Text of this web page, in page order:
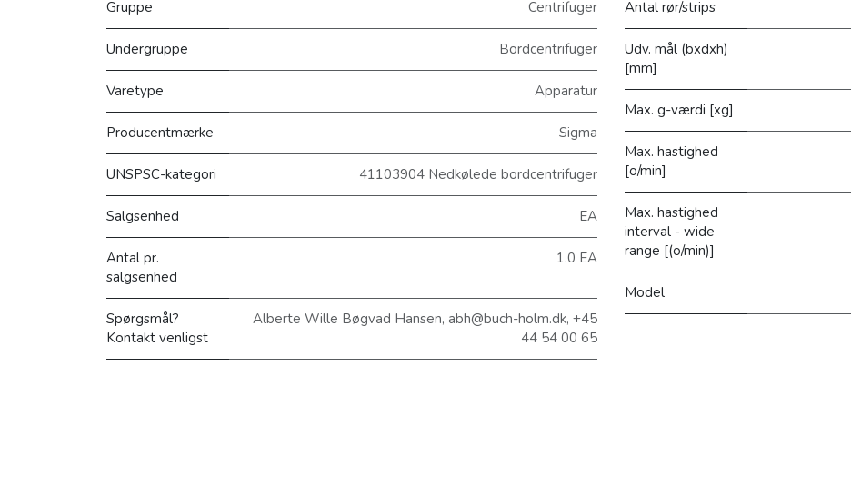
Gruppe Centrifuger
Undergruppe Bordcentrifuger
Varetype Apparatur
Producentmærke Sigma
UNSPSC-kategori 41103904 Nedkølede bordcentrifuger
Salgsenhed EA
Antal pr.
salgsenhed
1.0 EA
Spørgsmål?
Kontakt venligst
Alberte Wille Bøgvad Hansen, abh@buch-holm.dk, +45
44 54 00 65
Antal rør/strips
Udv. mål (bxdxh)
[mm]
Max. g-værdi [xg]
Max. hastighed
[o/min]
Max. hastighed
interval - wide
range [(o/min)]
Model